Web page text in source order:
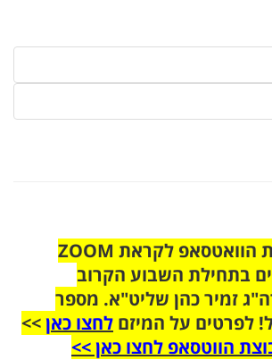
הצטרפו לקבוצת הוואטסאפ לקראת ZOOM
בתחילת השבוע הקרוב
זמיר כהן שליט"א. מספר
לפרטים על המיזם לחצו כאן>>
הווטסאפ לחצו כאן >>